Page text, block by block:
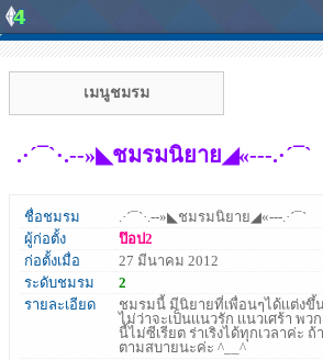
เมนูชมรม
.·´¯`·.--»◣ชมรมนิยาย◢«---.·´¯`
ชื่อชมรม
.·´¯`·.--»◣ชมรมนิยาย◢«---.·´¯`
ผู้ก่อตั้ง
ป๊อป2
ก่อตั้งเมื่อ
27 มีนาคม 2012
ระดับชมรม
2
รายละเอียด
ชมรมนี้ มีนิยายที่เพื่อนๆได้เเต่ง
ไม่ว่าจะเป็นเเนวรัก เเนวเศร้า พ
นี้ไม่ซีเรียต ร่าเริงได้ทุกเวลาค่ะ
ตามสบายนะค่ะ ^__^